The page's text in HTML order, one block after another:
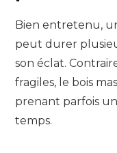
Bien entretenu,
peut durer
son éclat.
fragiles, le bois
prenant parfois
temps.